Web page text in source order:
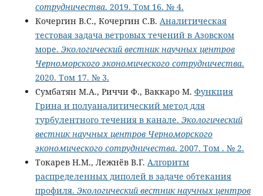
сотрудничества. 2019. Том 16. № 4.
Кочергин В.С., Кочергин С.В. Аналитическая
тестовая задача ветровых течений в Азовском
море. Экологический вестник научных центров
Черноморского экономического сотрудничества.
2020. Том 17. № 3.
Сумбатян М.А., Риччи Ф., Ваккаро М. Функция
Грина и полуаналитический метод для
турбулентного течения в канале. Экологический
вестник научных центров Черноморского
экономического сотрудничества. 2007. Том . № 2.
Токарев Н.М., Лежнёв В.Г. Алгоритм
распределенных диполей в задаче обтекания
профиля. Экологический вестник научных центров